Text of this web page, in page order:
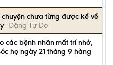
chưa từng được kể về
Đặng Tự Do
các bệnh nhân mất trí nhớ,
họ ngày 21 tháng 9 hàng